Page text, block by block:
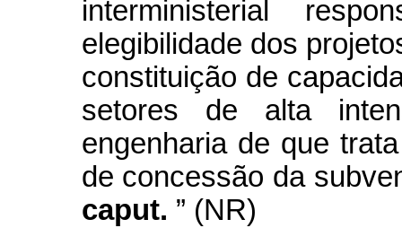
interministerial
elegibilidade dos
constituição de
setores de alta
engenharia de que
de concessão da
caput. ” (NR)